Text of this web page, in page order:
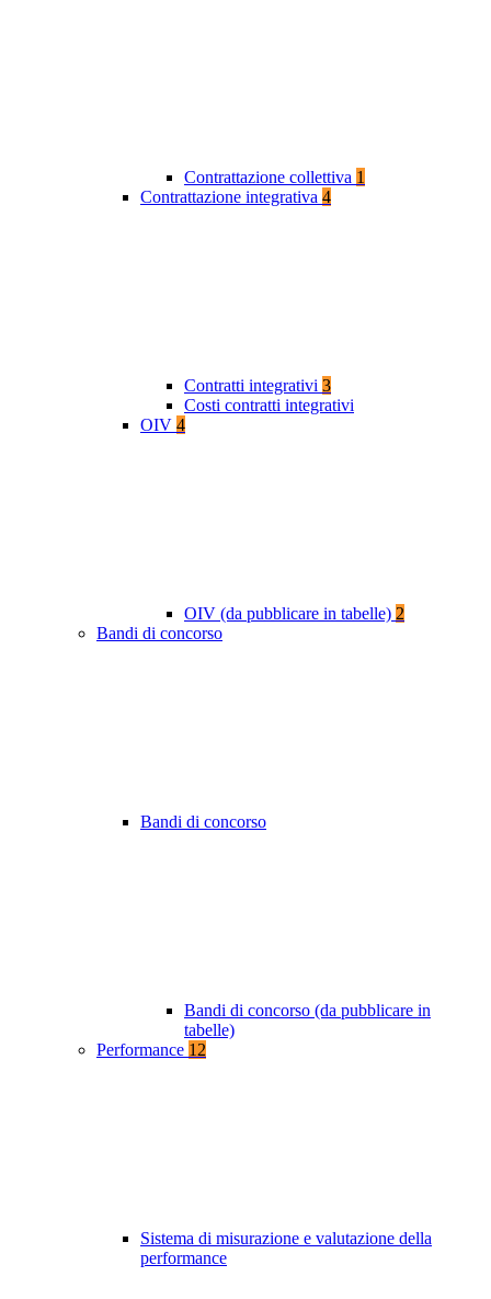
Contrattazione collettiva 1
Contrattazione integrativa 4
Contratti integrativi 3
Costi contratti integrativi
OIV 4
OIV (da pubblicare in tabelle) 2
Bandi di concorso
Bandi di concorso
Bandi di concorso (da pubblicare in
tabelle)
Performance 12
Sistema di misurazione e valutazione della
performance